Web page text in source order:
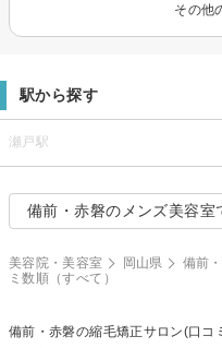
その他
駅から探す
瀬戸駅
備前・赤磐のメンズ美容室
美容院・美容室 岡山県 備前
ミ数順（すべて）
備前・赤磐の縮毛矯正サロン(口コ